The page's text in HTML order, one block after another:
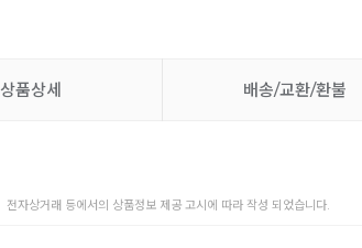
상품상세 배송/교환/환불
전자상거래 등에서의 상품정보 제공 고시에 따라 작성 되었습니다.